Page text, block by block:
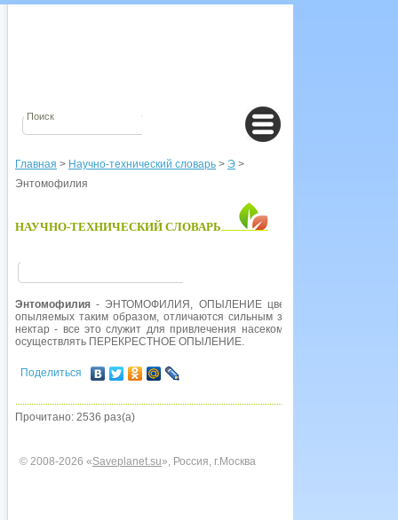
Главная > Научно-технический словарь > Э >
Энтомофилия
НАУЧНО-ТЕХНИЧЕСКИЙ СЛОВАРЬ
Энтомофилия - ЭНТОМОФИЛИЯ, ОПЫЛЕНИЕ цветка насекомым,
опыляемых таким образом, отличаются сильным запахом и яркой
нектар - все это служит для привлечения насекомых. Иногда цветы
осуществлять ПЕРЕКРЕСТНОЕ ОПЫЛЕНИЕ.
Поделиться
Прочитано: 2536 раз(а)
© 2008-2026 «Saveplanet.su», Россия, г.Москва